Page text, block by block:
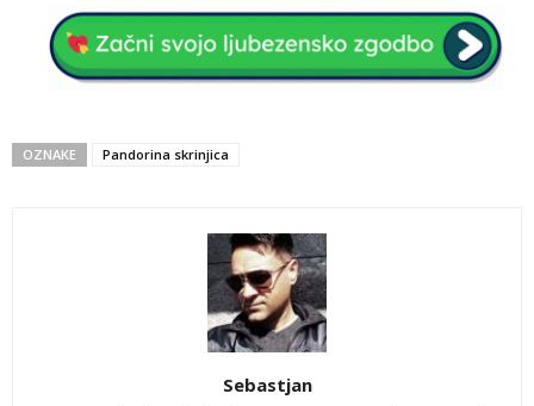
OZNAKE Pandorina skrinjica
Sebastjan